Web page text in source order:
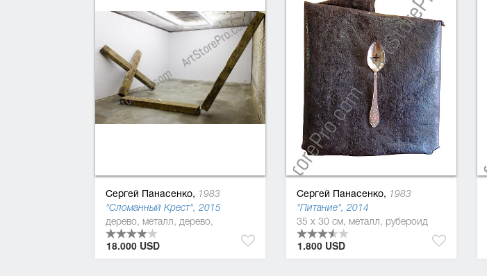
Сергей Панасенко, 1983
"Сломанный Крест", 2015
дерево, металл, дерево,
18.000 USD
Сергей Панасенко, 1983
"Питание", 2014
35 x 30 см, металл, рубероид
1.800 USD